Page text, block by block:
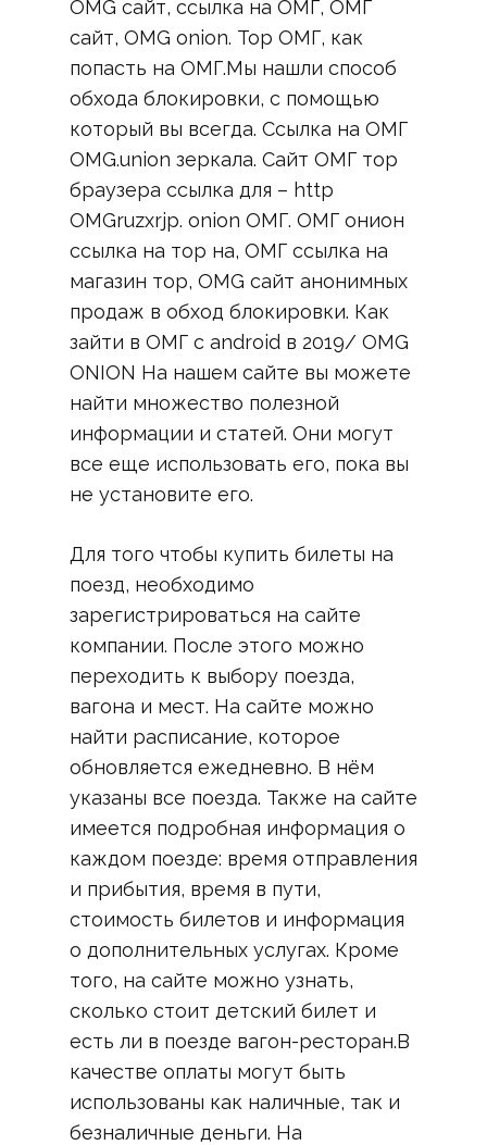
OMG сайт, ссылка на ОМГ, ОМГ
сайт, OMG onion. Тор ОМГ, как
попасть на ОМГ.Мы нашли способ
обхода блокировки, с помощью
который вы всегда. Ссылка на ОМГ
OMG.union зеркала. Сайт ОМГ тор
браузера ссылка для – http
OMGruzxrjp. onion ОМГ. ОМГ онион
ссылка на тор на, ОМГ ссылка на
магазин тор, OMG сайт анонимных
продаж в обход блокировки. Как
зайти в ОМГ с android в 2019/ OMG
ONION На нашем сайте вы можете
найти множество полезной
информации и статей. Они могут
все еще использовать его, пока вы
не установите его.
Для того чтобы купить билеты на
поезд, необходимо
зарегистрироваться на сайте
компании. После этого можно
переходить к выбору поезда,
вагона и мест. На сайте можно
найти расписание, которое
обновляется ежедневно. В нём
указаны все поезда. Также на сайте
имеется подробная информация о
каждом поезде: время отправления
и прибытия, время в пути,
стоимость билетов и информация
о дополнительных услугах. Кроме
того, на сайте можно узнать,
сколько стоит детский билет и
есть ли в поезде вагон-ресторан.В
качестве оплаты могут быть
использованы как наличные, так и
безналичные деньги. На